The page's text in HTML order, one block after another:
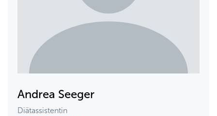
Andrea Seeger
Diätassistentin